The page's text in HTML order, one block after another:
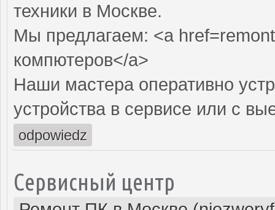
техники в Москве.
Мы предлагаем: <a
компютеров</a>
Наши мастера оперативно
устройства в сервисе или с
odpowiedz
Сервисный центр